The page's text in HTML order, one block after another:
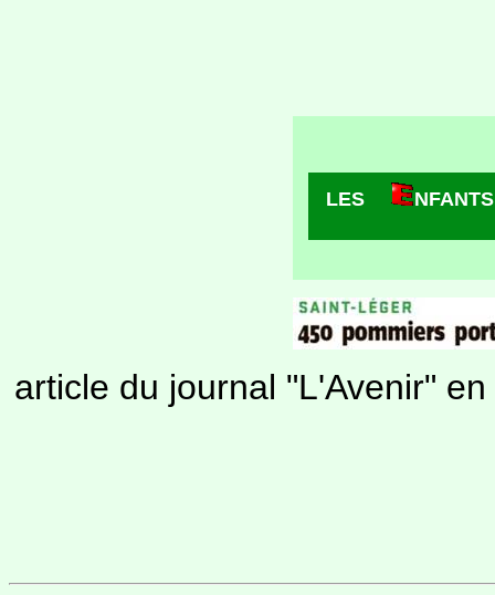
LES
article du journal "L'Avenir"